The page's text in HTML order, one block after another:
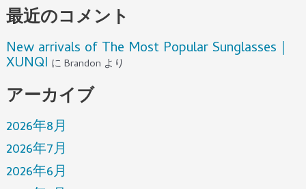
最近のコメント
New arrivals of The Most Popular Sunglasses｜
XUNQI に Brandon より
アーカイブ
2026年8月
2026年7月
2026年6月